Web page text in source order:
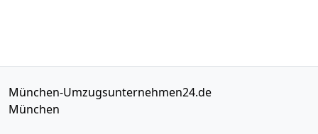
München-Umzugsunternehmen24.de
München